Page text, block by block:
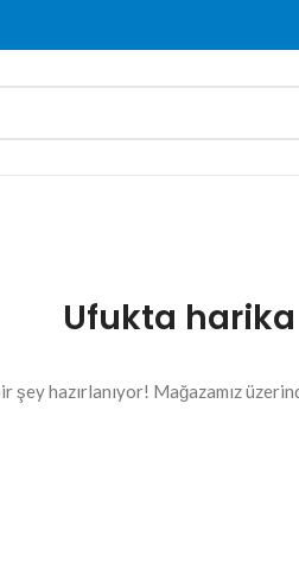
Ufukta
şey hazırlanıyor! Mağazamız